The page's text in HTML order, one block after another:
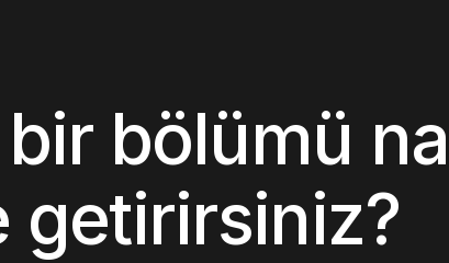
bölümü
getirirsiniz?